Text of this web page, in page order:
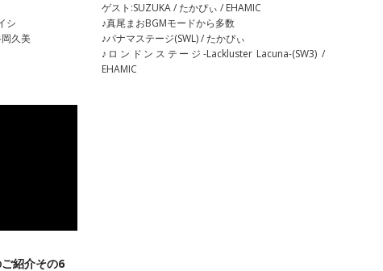
シ
久美
ゲスト:SUZUKA / たかぴぃ / EHAMIC
♪真尾まおBGMモードから多数
♪パナマステージ(SWL) / たかぴぃ
♪ロンドンステージ-Lackluster Lacuna-(SW3) /
EHAMIC
紹介その6